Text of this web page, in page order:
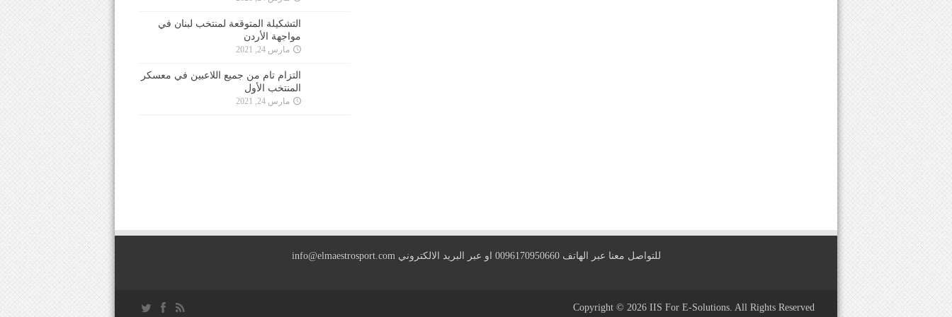
التشكيلة المتوقعة لمنتخب لبنان في
مواجهة الأردن
مارس 24, 2021
التزام تام من جميع اللاعبين في معسكر
المنتخب الأول
مارس 24, 2021
للتواصل معنا عبر الهاتف 0096170950660 او عبر البريد الالكتروني info@elmaestrosport.com
Copyright © 2026 IIS For E-Solutions. All Rights Reserved